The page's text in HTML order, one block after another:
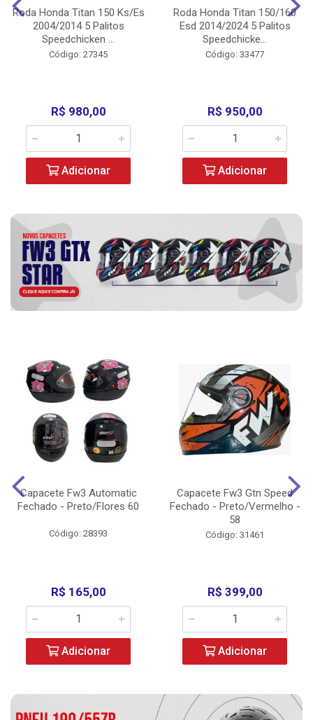
Roda Honda Titan 150 Ks/Es
2004/2014 5 Palitos
Speedchicken ...
Código: 27345
R$ 980,00
Adicionar
Roda Honda Titan 150/160
Esd 2014/2024 5 Palitos
Speedchicke...
Código: 33477
R$ 950,00
Adicionar
Capacete Fw3 Automatic
Fechado - Preto/Flores 60
Código: 28393
R$ 165,00
Adicionar
Capacete Fw3 Gtn Speed
Fechado - Preto/Vermelho -
58
Código: 31461
R$ 399,00
Adicionar